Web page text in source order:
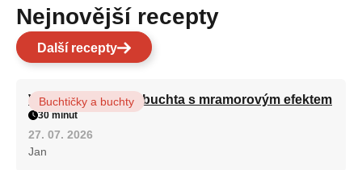
Nejnovější recepty
Další recepty
Vláčná olejová litá buchta s mramorovým efektem
Buchtičky a buchty
30 minut
27. 07. 2026
Jan